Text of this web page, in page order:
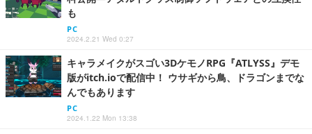
も
PC
2024.2.21 Wed 0:27
キャラメイクがスゴい3DケモノRPG『ATLYSS』デモ
版がitch.ioで配信中！ ウサギから鳥、ドラゴンまでな
んでもあります
PC
2024.1.22 Mon 13:38